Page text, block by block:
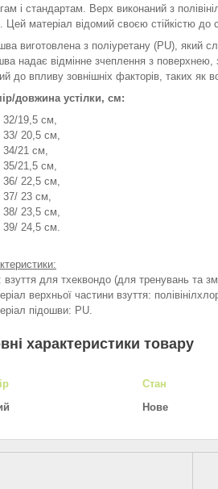
і стандартам. Верх виконаний з
Цей матеріал відомий своєю стійкістю до
виготовлена ​​з поліуретану (PU), який
надає відмінне зчеплення з
до впливу зовнішніх факторів, таких як
довжина устілки, см:
32/19,5 см,
33/ 20,5 см,
34/21 см,
35/21,5 см,
36/ 22,5 см,
37/ 23 см,
38/ 23,5 см,
39/ 24,5 см.
взуття для тхеквондо (для тренувань та
верхньої частини взуття:
підошви: PU.
характеристики товару
Стан
Нове